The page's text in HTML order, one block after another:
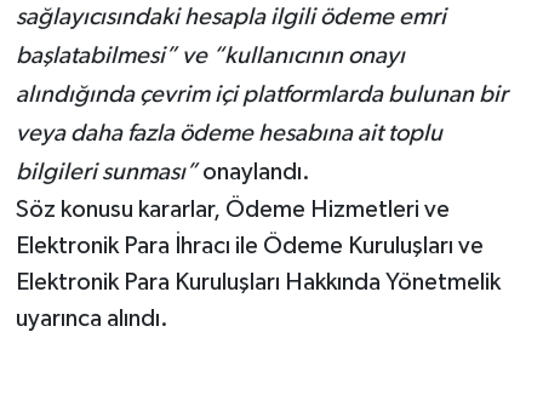
sağlayıcısındaki hesapla ilgili ödeme emri
başlatabilmesi” ve “kullanıcının onayı
alındığında çevrim içi platformlarda bulunan bir
veya daha fazla ödeme hesabına ait toplu
bilgileri sunması”onaylandı.
Söz konusu kararlar, Ödeme Hizmetleri ve
Elektronik Para İhracı ile Ödeme Kuruluşları ve
Elektronik Para Kuruluşları Hakkında Yönetmelik
uyarınca alındı.